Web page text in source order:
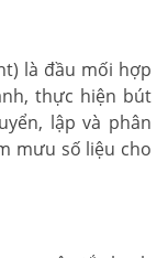
là đầu mối hợp
thực hiện bút
lập và phân
mưu số liệu cho